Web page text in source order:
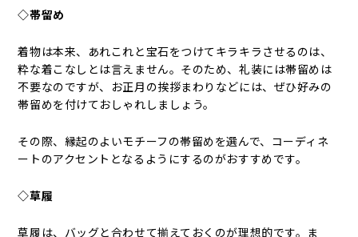
◇帯留め
着物は本来、あれこれと宝石をつけてキラキラさせるのは、
粋な着こなしとは言えません。そのため、礼装には帯留めは
不要なのですが、お正月の挨拶まわりなどには、ぜひ好みの
帯留めを付けておしゃれしましょう。
その際、縁起のよいモチーフの帯留めを選んで、コーディネ
ートのアクセントとなるようにするのがおすすめです。
◇草履
草履は、バッグと合わせて揃えておくのが理想的です。ま